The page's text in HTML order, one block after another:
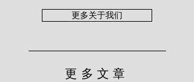
更多关于我们
更多文章